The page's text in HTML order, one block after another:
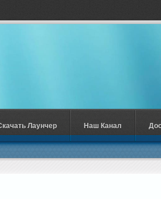
Лаунчер Наш Канал